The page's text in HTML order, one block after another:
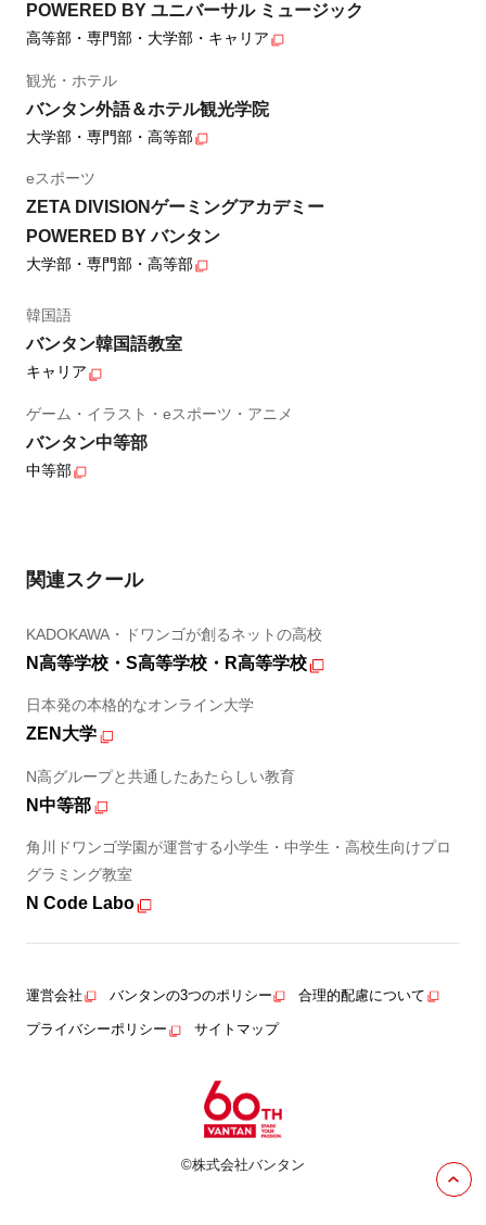
POWERED BY ユニバーサル ミュージック
高等部・専門部・大学部・キャリア
観光・ホテル
バンタン外語＆ホテル観光学院
大学部・専門部・高等部
eスポーツ
ZETA DIVISIONゲーミングアカデミー
POWERED BY バンタン
大学部・専門部・高等部
韓国語
バンタン韓国語教室
キャリア
ゲーム・イラスト・eスポーツ・アニメ
バンタン中等部
中等部
関連スクール
KADOKAWA・ドワンゴが創るネットの高校
N高等学校・S高等学校・R高等学校
日本発の本格的なオンライン大学
ZEN大学
N高グループと共通したあたらしい教育
N中等部
角川ドワンゴ学園が運営する小学生・中学生・高校生向けプロ
グラミング教室
N Code Labo
運営会社 バンタンの3つのポリシー 合理的配慮について
プライバシーポリシー サイトマップ
©株式会社バンタン